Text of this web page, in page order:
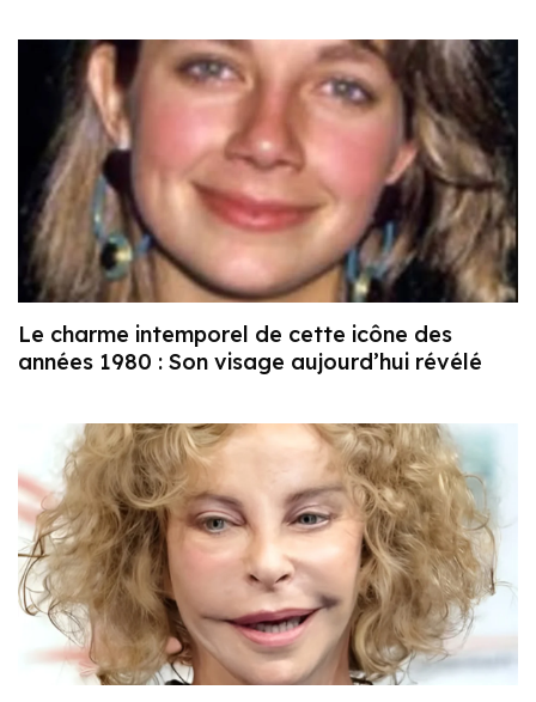
Le charme intemporel de cette icône des
années 1980 : Son visage aujourd’hui révélé